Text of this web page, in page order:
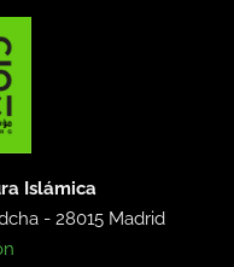
Islámica
-28015 Madrid